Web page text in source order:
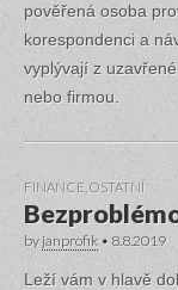
pověřená osoba
korespondenci a
vyplývají z
nebo firmou.
FINANCE OSTATNÍ
by janprofik • 8.8.2019
Leží vám v hlavě